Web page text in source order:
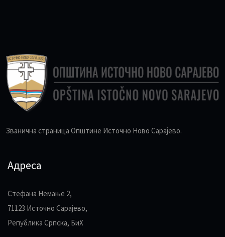
Званична страница Општине Источно Ново Сарајево.
Адреса
Стефана Немање 2,
71123 Источно Сарајево,
Република Српска, БиХ